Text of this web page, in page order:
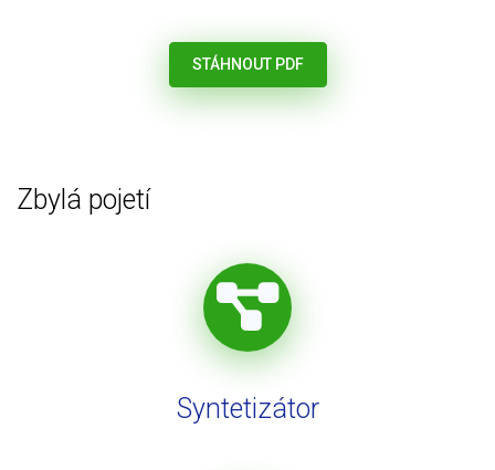
STÁHNOUT PDF
Zbylá pojetí
Syntetizátor